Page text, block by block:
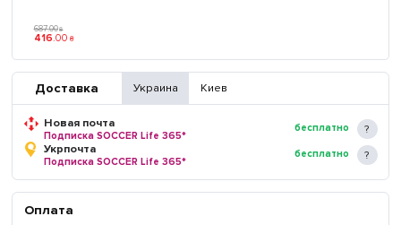
687.00 ₴
416 00 ₴
Доставка Украина Киев
Новая почта
Подписка SOCCER Life 365*
бесплатно
Укрпочта
Подписка SOCCER Life 365*
бесплатно
Оплата